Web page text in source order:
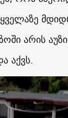
არის
აქვს.